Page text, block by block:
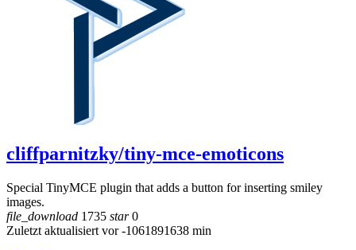
cliffparnitzky/tiny-mce-emoticons
Special TinyMCE plugin that adds a button for inserting smiley
images.
file_download 1735 star0
Zuletzt aktualisiert vor -1061891638 min